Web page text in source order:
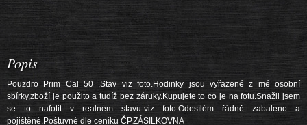
Popis
Pouzdro Prim Cal 50 ,Stav viz foto.Hodinky jsou vyřazené z mé osobní
sbírky,zboží je použito a tudíž bez záruky.Kupujete to co je na fotu.Snažil jsem
se to nafotit v realnem stavu-viz foto.Odesílém řádně zabaleno a
pojištěné.Poštuvné dle ceníku ČP.ZÁSILKOVNA